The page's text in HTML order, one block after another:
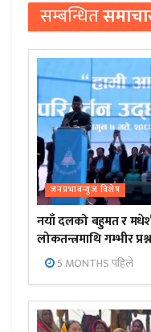
सम्बन्धित
जनप्रभाबन्युज विशेष
नयाँ दलको बहुमत र
लोकतन्त्रमाथि गम्भीर प्रश्न
5 MONTHS पहिले